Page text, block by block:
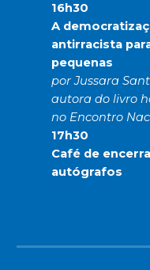
16h30
A
antirracista
pequenas
por Jussara
autora do livro
no Encontro
17h30
Café de
autógrafos